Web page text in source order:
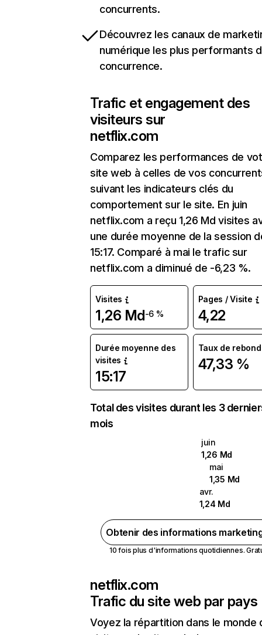
concurrents.
Découvrez les canaux de
numérique les plus performants
concurrence.
Trafic et engagement des
visiteurs sur
netflix.com
Comparez les performances de
site web à celles de vos
suivant les indicateurs clés du
comportement sur le site. En juin
netflix.com a reçu 1,26 Md visites
une durée moyenne de la session
15:17. Comparé à mai le trafic sur
netflix.com a diminué de -6,23 %.
Visites
1,26 Md-6 %
Pages / Visite
4,22
Durée moyenne des
visites
15:17
Taux de rebond
47,33 %
Total des visites durant les 3
mois
juin
1,26 Md
mai
1,35 Md
avr.
1,24 Md
Obtenir des informations
10 fois plus d'informations quotidiennes.
netflix.com
Trafic du site web par pays
Voyez la répartition dans le monde